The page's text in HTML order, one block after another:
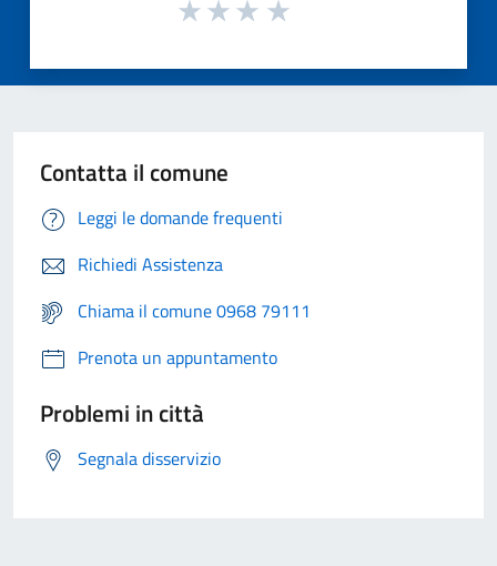
Contatta il comune
Leggi le domande frequenti
Richiedi Assistenza
Chiama il comune 0968 79111
Prenota un appuntamento
Problemi in città
Segnala disservizio